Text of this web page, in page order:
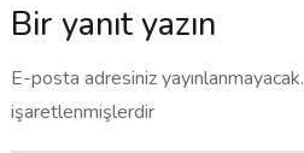
Bir yanıt yazın
E-posta adresiniz yayınlanmayacak.
işaretlenmişlerdir